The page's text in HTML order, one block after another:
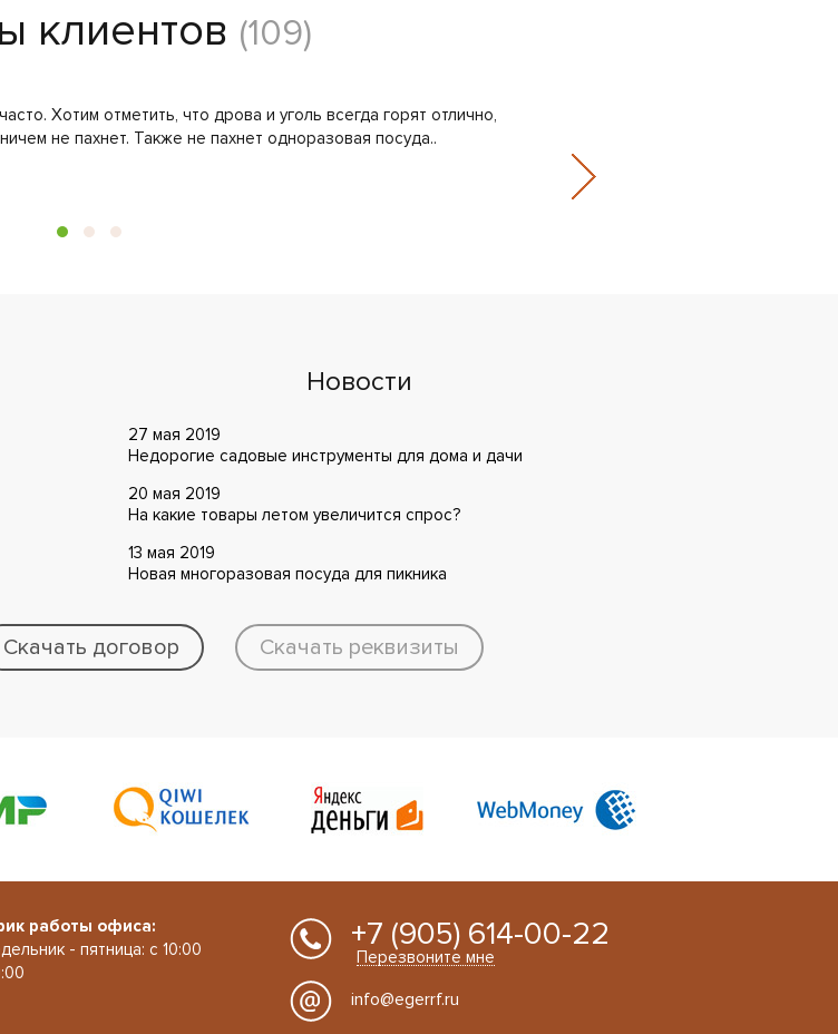
клиентов (109)
Хотим отметить, что дрова и уголь всегда горят отлично,
не пахнет. Также не пахнет одноразовая посуда..
Маргарита, 1 марта 2018
Новости
27 мая 2019
Недорогие садовые инструменты для дома и дачи
20 мая 2019
На какие товары летом увеличится спрос?
13 мая 2019
Новая многоразовая посуда для пикника
Скачать договор Скачать реквизиты
работы офиса:
- пятница: с 10:00
+7 (905) 614-00-22
Перезвоните мне
info@egerrf.ru